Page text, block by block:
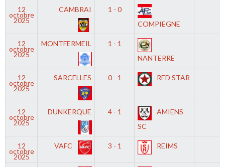
12
octobre
2025
CAMBRAI
1 - 0
COMPIEGNE
12
octobre
2025
MONTFERMEIL
1 - 1
NANTERRE
12
octobre
2025
SARCELLES 0 - 1 RED STAR
12
octobre
2025
DUNKERQUE 4 - 1
AMIENS
SC
12
octobre
2025
VAFC 3 - 1 REIMS